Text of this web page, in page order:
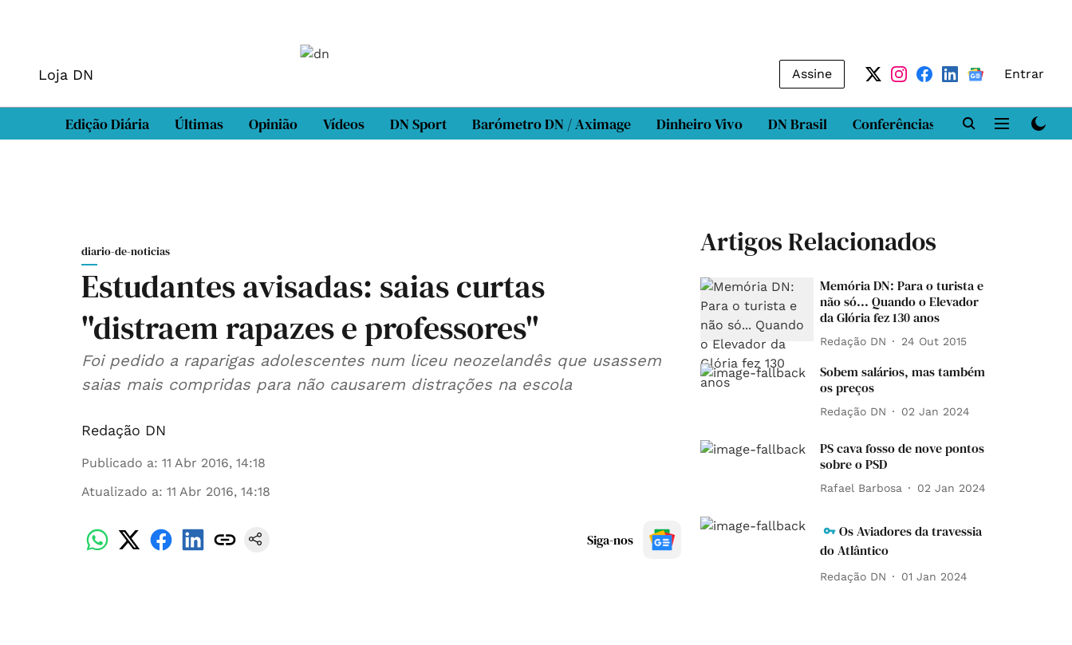
Loja DN Assine Entrar
Edição Diária Últimas Opinião Vídeos DN Sport Barómetro DN / Aximage Dinheiro Vivo DN Brasil Conferências DN LAB
diario-de-noticias
Estudantes avisadas: saias curtas
"distraem rapazes e professores"
Foi pedido a raparigas adolescentes num liceu neozelandês que usassem
saias mais compridas para não causarem distrações na escola
Redação DN
Publicado a: 11 Abr 2016, 14:18
Atualizado a: 11 Abr 2016, 14:18
Siga-nos
Artigos Relacionados
Memória DN: Para o turista e
não só... Quando o Elevador
da Glória fez 130 anos
Redação DN 24 Out 2015
Sobem salários, mas também
os preços
Redação DN 02 Jan 2024
PS cava fosso de nove pontos
sobre o PSD
Rafael Barbosa 02 Jan 2024
Os Aviadores da travessia
do Atlântico
Redação DN 01 Jan 2024